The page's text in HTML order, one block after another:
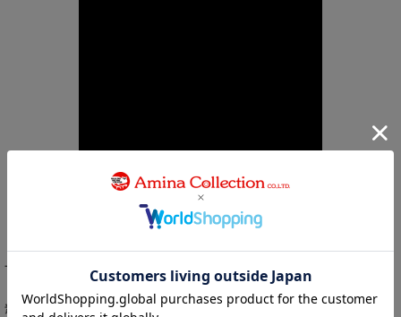
サイズ
着丈 62cm 肩幅 67cm 胸囲 124cm 袖丈 18.5cm
素材